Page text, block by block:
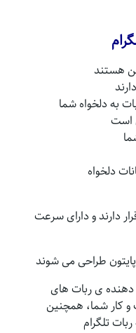
هستند
به دلخواه شما
است
دلخواه
دارند و دارای سرعت
پایتون طراحی می شوند
دهنده ی ربات های
کار شما، همچنین
تلگرام